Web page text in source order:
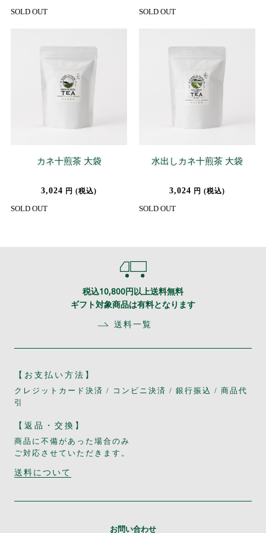
SOLD OUT SOLD OUT
カネ十煎茶 大袋
3,024 円 (税込)
SOLD OUT
水出しカネ十煎茶 大袋
3,024 円 (税込)
SOLD OUT
税込10,800円以上送料無料
ギフト対象商品は有料となります
送料一覧
【お支払い方法】
クレジットカード決済 / コンビニ決済 / 銀行振込 / 商品代
引
【返品・交換】
商品に不備があった場合のみ
ご対応させていただきます。
送料について
お問い合わせ